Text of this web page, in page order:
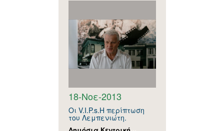
18-Νοε-2013
Οι V.I.P.s.Η περίπτωση
του Λεμπενιώτη.